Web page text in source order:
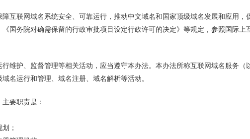
互联网域名系统安全、可靠运行，推动中文域名和国家顶级域名发展和应用，
国务院对确需保留的行政审批项目设定行政许可的决定》等规定，参照国际上
维护、监督管理等相关活动，应当遵守本办法。本办法所称互联网域名服务（
名运行和管理、域名注册、域名解析等活动。
要职责是：
；